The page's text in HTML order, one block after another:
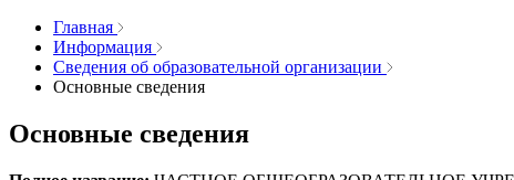
Главная
Информация
Сведения об образовательной организации
Основные сведения
Основные сведения